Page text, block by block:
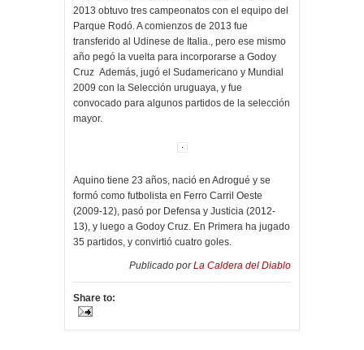
2013 obtuvo tres campeonatos con el equipo del
Parque Rodó. A comienzos de 2013 fue
transferido al Udinese de Italia., pero ese mismo
año pegó la vuelta para incorporarse a Godoy
Cruz Además, jugó el Sudamericano y Mundial
2009 con la Selección uruguaya, y fue
convocado para algunos partidos de la selección
mayor.
Aquino tiene 23 años, nació en Adrogué y se
formó como futbolista en Ferro Carril Oeste
(2009-12), pasó por Defensa y Justicia (2012-
13), y luego a Godoy Cruz. En Primera ha jugado
35 partidos, y convirtió cuatro goles.
Publicado porLa Caldera del Diablo
Share to: